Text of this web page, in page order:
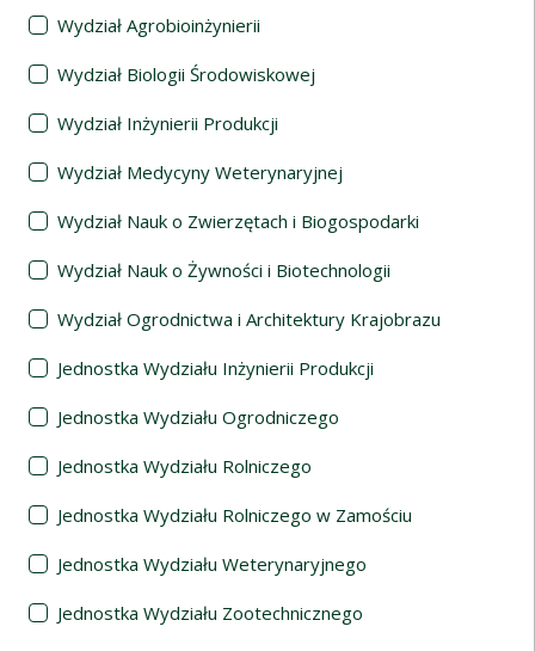
Wydział Agrobioinżynierii
Wydział Biologii Środowiskowej
Wydział Inżynierii Produkcji
Wydział Medycyny Weterynaryjnej
Wydział Nauk o Zwierzętach i Biogospodarki
Wydział Nauk o Żywności i Biotechnologii
Wydział Ogrodnictwa i Architektury Krajobrazu
Jednostka Wydziału Inżynierii Produkcji
Jednostka Wydziału Ogrodniczego
Jednostka Wydziału Rolniczego
Jednostka Wydziału Rolniczego w Zamościu
Jednostka Wydziału Weterynaryjnego
Jednostka Wydziału Zootechnicznego